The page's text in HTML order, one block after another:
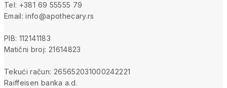
Tel: +381 69 55555 79
Email: info@apothecary.rs
PIB: 112141183
Matični broj: 21614823
Tekući račun: 265652031000242221
Raiffeisen banka a.d.